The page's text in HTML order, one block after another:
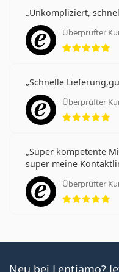
Unkompliziert,
Überprüfter
Schnelle
Überprüfter
Super kompetente
super meine
Überprüfter